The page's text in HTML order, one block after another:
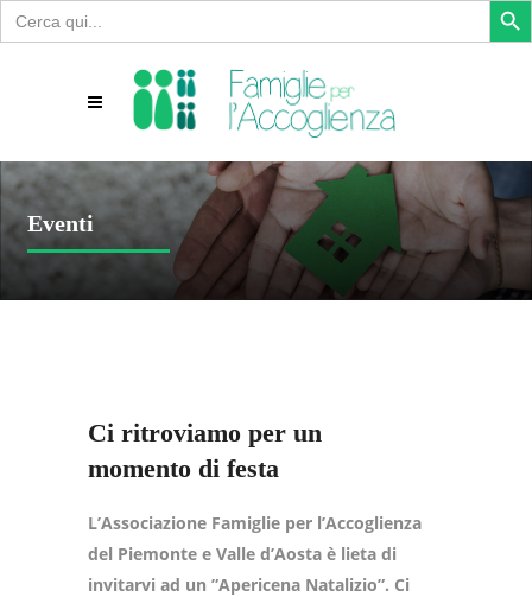
Search
for:
Eventi
Ci ritroviamo per un
momento di festa
L’Associazione Famiglie per l’Accoglienza
del Piemonte e Valle d’Aosta è lieta di
invitarvi ad un ”Apericena Natalizio”. Ci